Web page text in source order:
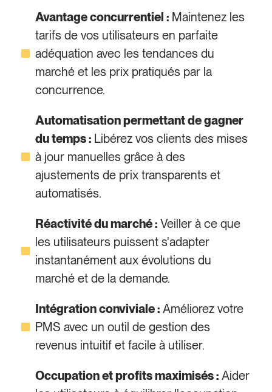
Avantage concurrentiel :Maintenez les
tarifs de vos utilisateurs en parfaite
adéquation avec les tendances du
marché et les prix pratiqués par la
concurrence.
Automatisation permettant de gagner
du temps :Libérez vos clients des mises
à jour manuelles grâce à des
ajustements de prix transparents et
automatisés.
Réactivité du marché :Veiller à ce que
les utilisateurs puissent s'adapter
instantanément aux évolutions du
marché et de la demande.
Intégration conviviale :Améliorez votre
PMS avec un outil de gestion des
revenus intuitif et facile à utiliser.
Occupation et profits maximisés :Aider